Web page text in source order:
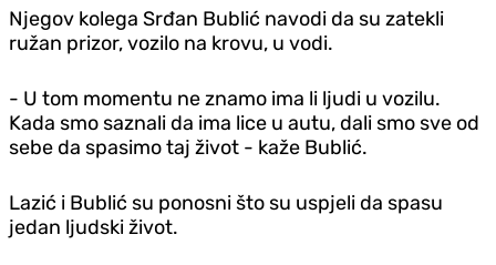
Njegov kolega Srđan Bublić navodi da su zatekli
ružan prizor, vozilo na krovu, u vodi.
- U tom momentu ne znamo ima li ljudi u vozilu.
Kada smo saznali da ima lice u autu, dali smo sve od
sebe da spasimo taj život - kaže Bublić.
Lazić i Bublić su ponosni što su uspjeli da spasu
jedan ljudski život.